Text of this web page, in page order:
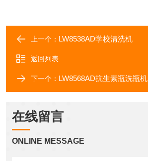
上一个： LW8538AD学校清洗机
返回列表
下一个： LW8568AD抗生素瓶洗瓶机
在线留言
ONLINE MESSAGE